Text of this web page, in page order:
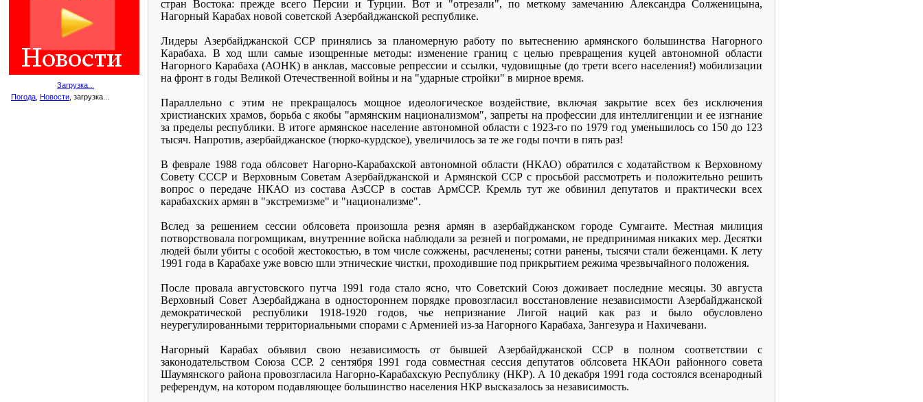
Загрузка...
Погода Новости , загрузка...
стран Востока: прежде всего Персии и Турции. Вот и "отрезали", по меткому замечанию Александра Солженицына,
Нагорный Карабах новой советской Азербайджанской республике.
Лидеры Азербайджанской ССР принялись за планомерную работу по вытеснению армянского большинства Нагорного
Карабаха. В ход шли самые изощренные методы: изменение границ с целью превращения куцей автономной области
Нагорного Карабаха (АОНК) в анклав, массовые репрессии и ссылки, чудовищные (до трети всего населения!) мобилизации
на фронт в годы Великой Отечественной войны и на "ударные стройки" в мирное время.
Параллельно с этим не прекращалось мощное идеологическое воздействие, включая закрытие всех без исключения
христианских храмов, борьба с якобы "армянским национализмом", запреты на профессии для интеллигенции и ее изгнание
за пределы республики. В итоге армянское население автономной области с 1923-го по 1979 год уменьшилось со 150 до 123
тысяч. Напротив, азербайджанское (тюрко-курдское), увеличилось за те же годы почти в пять раз!
В феврале 1988 года облсовет Нагорно-Карабахской автономной области (НКАО) обратился с ходатайством к Верховному
Совету СССР и Верховным Советам Азербайджанской и Армянской ССР с просьбой рассмотреть и положительно решить
вопрос о передаче НКАО из состава АзССР в состав АрмССР. Кремль тут же обвинил депутатов и практически всех
карабахских армян в "экстремизме" и "национализме".
Вслед за решением сессии облсовета произошла резня армян в азербайджанском городе Сумгаите. Местная милиция
потворствовала погромщикам, внутренние войска наблюдали за резней и погромами, не предпринимая никаких мер. Десятки
людей были убиты с особой жестокостью, в том числе сожжены, расчленены; сотни ранены, тысячи стали беженцами. К лету
1991 года в Карабахе уже вовсю шли этнические чистки, проходившие под прикрытием режима чрезвычайного положения.
После провала августовского путча 1991 года стало ясно, что Советский Союз доживает последние месяцы. 30 августа
Верховный Совет Азербайджана в одностороннем порядке провозгласил восстановление независимости Азербайджанской
демократической республики 1918-1920 годов, чье непризнание Лигой наций как раз и было обусловлено
неурегулированными территориальными спорами с Арменией из-за Нагорного Карабаха, Зангезура и Нахичевани.
Нагорный Карабах объявил свою независимость от бывшей Азербайджанской ССР в полном соответствии с
законодательством Союза ССР. 2 сентября 1991 года совместная сессия депутатов облсовета НКАОи районного совета
Шаумянского района провозгласила Нагорно-Карабахскую Республику (НКР). А 10 декабря 1991 года состоялся всенародный
референдум, на котором подавляющее большинство населения НКР высказалось за независимость.